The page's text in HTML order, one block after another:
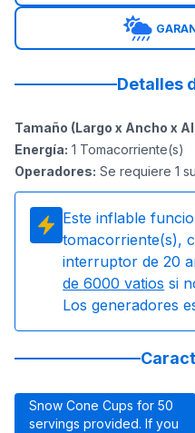
Detalles
Tamaño (Largo x Ancho x
Energía: 1 Tomacorriente(s)
Operadores: Se requiere 1
Este inflable
tomacorriente(s),
interruptor de 20
de 6000 vatios si
Los generadores
Snow Cone Cups for 50
servings provided. If you